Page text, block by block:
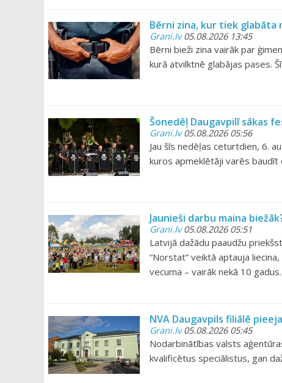
Bērni zina, kur tiek glabāta
Grani.lv05.08.2026 13:45
Bērni bieži zina vairāk par
kurā atvilktnē glabājas pases.
Šonedēļ Daugavpilī sākas
Grani.lv05.08.2026 05:56
Jau šīs nedēļas ceturtdien, 6.
kuros apmeklētāji varēs
Jaunieši darbu maina
Grani.lv05.08.2026 05:51
Latvijā dažādu paaudžu
“Norstat” veiktā aptauja
vecuma – vairāk nekā 10 gadus.
NVA Daugavpils filiālē
Grani.lv05.08.2026 05:45
Nodarbinātības valsts
kvalificētus speciālistus, gan